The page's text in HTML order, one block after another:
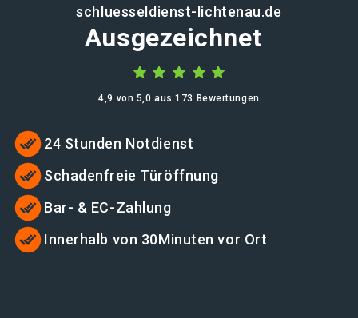
schluesseldienst-lichtenau.de
Ausgezeichnet
4,9 von 5,0 aus 173 Bewertungen
24 Stunden Notdienst
Schadenfreie Türöffnung
Bar- & EC-Zahlung
Innerhalb von 30Minuten vor Ort